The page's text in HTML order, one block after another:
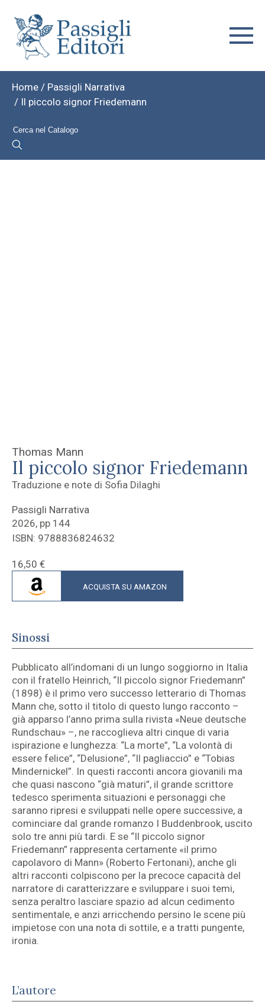
Home / Passigli Narrativa
/ Il piccolo signor Friedemann
Thomas Mann
Il piccolo signor Friedemann
Traduzione e note di Sofia Dilaghi
Passigli Narrativa
2026, pp 144
ISBN: 9788836824632
16,50 €
ACQUISTA SU AMAZON
Sinossi
Pubblicato all’indomani di un lungo soggiorno in Italia
con il fratello Heinrich, “Il piccolo signor Friedemann”
(1898) è il primo vero successo letterario di Thomas
Mann che, sotto il titolo di questo lungo racconto –
già apparso l’anno prima sulla rivista «Neue deutsche
Rundschau» –, ne raccoglieva altri cinque di varia
ispirazione e lunghezza: “La morte”, “La volontà di
essere felice”, “Delusione”, “Il pagliaccio” e “Tobias
Mindernickel”. In questi racconti ancora giovanili ma
che quasi nascono “già maturi”, il grande scrittore
tedesco sperimenta situazioni e personaggi che
saranno ripresi e sviluppati nelle opere successive, a
cominciare dal grande romanzo I Buddenbrook, uscito
solo tre anni più tardi. E se “Il piccolo signor
Friedemann” rappresenta certamente «il primo
capolavoro di Mann» (Roberto Fertonani), anche gli
altri racconti colpiscono per la precoce capacità del
narratore di caratterizzare e sviluppare i suoi temi,
senza peraltro lasciare spazio ad alcun cedimento
sentimentale, e anzi arricchendo persino le scene più
impietose con una nota di sottile, e a tratti pungente,
ironia.
L’autore